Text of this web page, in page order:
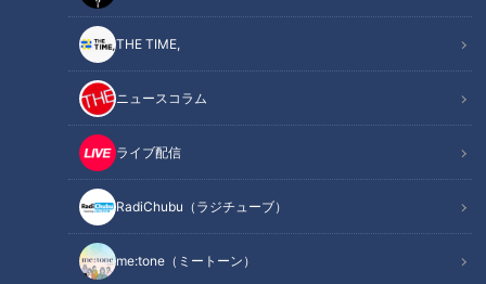
THE TIME,
ニュースコラム
ライブ配信
RadiChubu（ラジチューブ）
me:tone（ミートーン）
この記事を見たあなたへのおすすめ
石井アナはオネエにモテる？ナ